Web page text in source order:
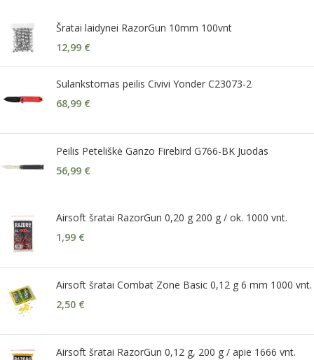
Šratai laidynei RazorGun 10mm 100vnt
12,99 €
Sulankstomas peilis Civivi Yonder C23073-2
68,99 €
Peilis Peteliškė Ganzo Firebird G766-BK Juodas
56,99 €
Airsoft šratai RazorGun 0,20 g 200 g / ok. 1000 vnt.
1,99 €
Airsoft šratai Combat Zone Basic 0,12 g 6 mm 1000 vnt.
2,50 €
Airsoft šratai RazorGun 0,12 g, 200 g / apie 1666 vnt.